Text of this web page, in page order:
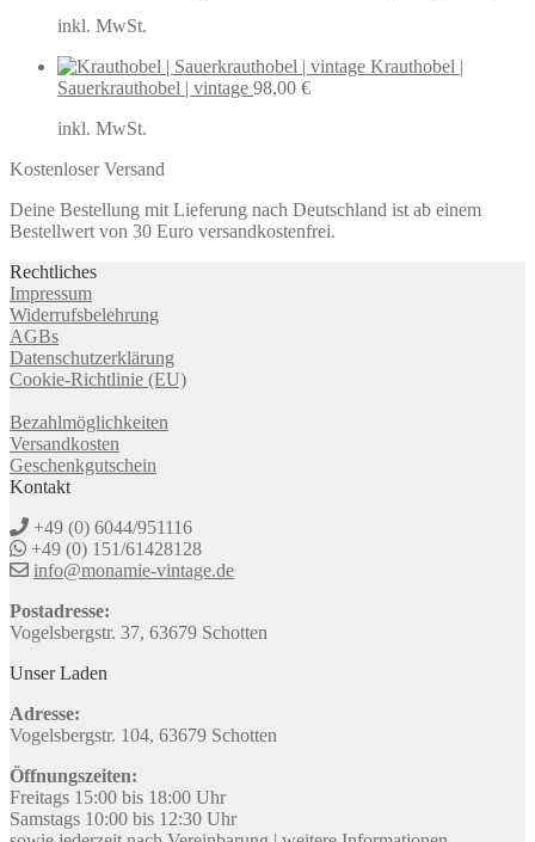
inkl. MwSt.
Krauthobel |
Sauerkrauthobel | vintage 98,00 €
inkl. MwSt.
Kostenloser Versand
Deine Bestellung mit Lieferung nach Deutschland ist ab einem
Bestellwert von 30 Euro versandkostenfrei.
Rechtliches
Impressum
Widerrufsbelehrung
AGBs
Datenschutzerklärung
Cookie-Richtlinie (EU)
Bezahlmöglichkeiten
Versandkosten
Geschenkgutschein
Kontakt
+49 (0) 6044/951116
+49 (0) 151/61428128
info@monamie-vintage.de
Postadresse:
Vogelsbergstr. 37, 63679 Schotten
Unser Laden
Adresse:
Vogelsbergstr. 104, 63679 Schotten
Öffnungszeiten:
Freitags 15:00 bis 18:00 Uhr
Samstags 10:00 bis 12:30 Uhr